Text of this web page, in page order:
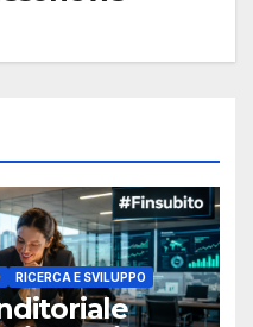
RICERCA E SVILUPPO